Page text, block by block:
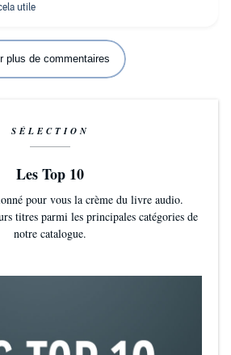
plus de commentaires
SÉLECTION
Les Top 10
pour vous la crème du livre audio.
titres parmi les principales catégories de
notre catalogue.